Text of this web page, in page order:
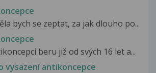
bych se zeptat, za jak dlouho po...
beru již od svých 16 let a...
vysazení antikoncepce